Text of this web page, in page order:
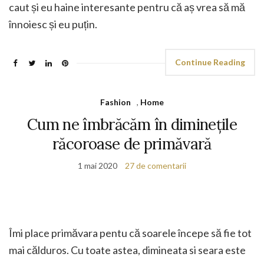
caut și eu haine interesante pentru că aș vrea să mă
înnoiesc și eu puțin.
Continue Reading
Fashion , Home
Cum ne îmbrăcăm în diminețile
răcoroase de primăvară
1 mai 2020 27 de comentarii
Îmi place primăvara pentu că soarele începe să fie tot
mai călduros. Cu toate astea, dimineata si seara este